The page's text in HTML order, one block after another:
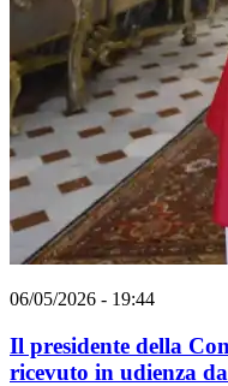
06/05/2026 - 19:44
Il presidente della
ricevuto in udienza